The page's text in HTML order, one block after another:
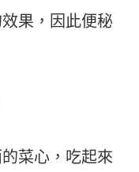
果，因此便秘
菜心，吃起來